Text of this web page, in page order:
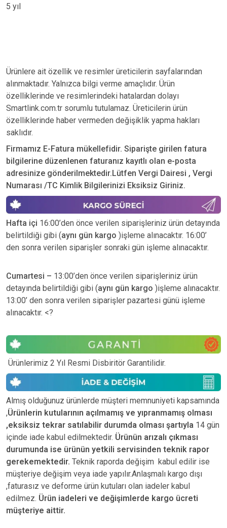
5 yıl
Ürünlere ait özellik ve resimler üreticilerin sayfalarından
alınmaktadır. Yalnızca bilgi verme amaçlıdır. Ürün
özelliklerinde ve resimlerindeki hatalardan dolayı
Smartlink.com.tr sorumlu tutulamaz. Üreticilerin ürün
özelliklerinde haber vermeden değişiklik yapma hakları
saklıdır.
Firmamız E-Fatura mükellefidir. Siparişte girilen fatura
bilgilerine düzenlenen faturanız kayıtlı olan e-posta
adresinize gönderilmektedir.Lütfen Vergi Dairesi , Vergi
Numarası /TC Kimlik Bilgilerinizi Eksiksiz Giriniz.
Hafta içi 16:00’den önce verilen siparişleriniz ürün detayında
belirtildiği gibi (aynı gün kargo )işleme alınacaktır. 16:00’
den sonra verilen siparişler sonraki gün işleme alınacaktır.
Cumartesi – 13:00’den önce verilen siparişleriniz ürün
detayında belirtildiği gibi (aynı gün kargo )işleme alınacaktır.
13:00’ den sonra verilen siparişler pazartesi günü işleme
alınacaktır. <?
Ürünlerimiz 2 Yıl Resmi Disbiritör Garantilidir.
Almış olduğunuz ürünlerde müşteri memnuniyeti kapsamında
,Ürünlerin kutularının açılmamış ve yıpranmamış olması
,eksiksiz tekrar satılabilir durumda olması şartıyla 14 gün
içinde iade kabul edilmektedir. Ürünün arızalı çıkması
durumunda ise ürünün yetkili servisinden teknik rapor
gerekemektedir. Teknik raporda değişim kabul edilir ise
müşteriye değişim veya iade yapılır.Anlaşmalı kargo dışı
,faturasız ve deforme ürün kutuları olan iadeler kabul
edilmez. Ürün iadeleri ve değişimlerde kargo ücreti
müşteriye aittir.